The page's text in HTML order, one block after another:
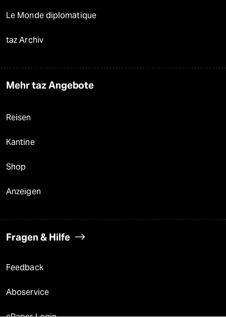
Le Monde diplomatique
taz Archiv
Mehr taz Angebote
Reisen
Kantine
Shop
Anzeigen
Fragen & Hilfe
Feedback
Aboservice